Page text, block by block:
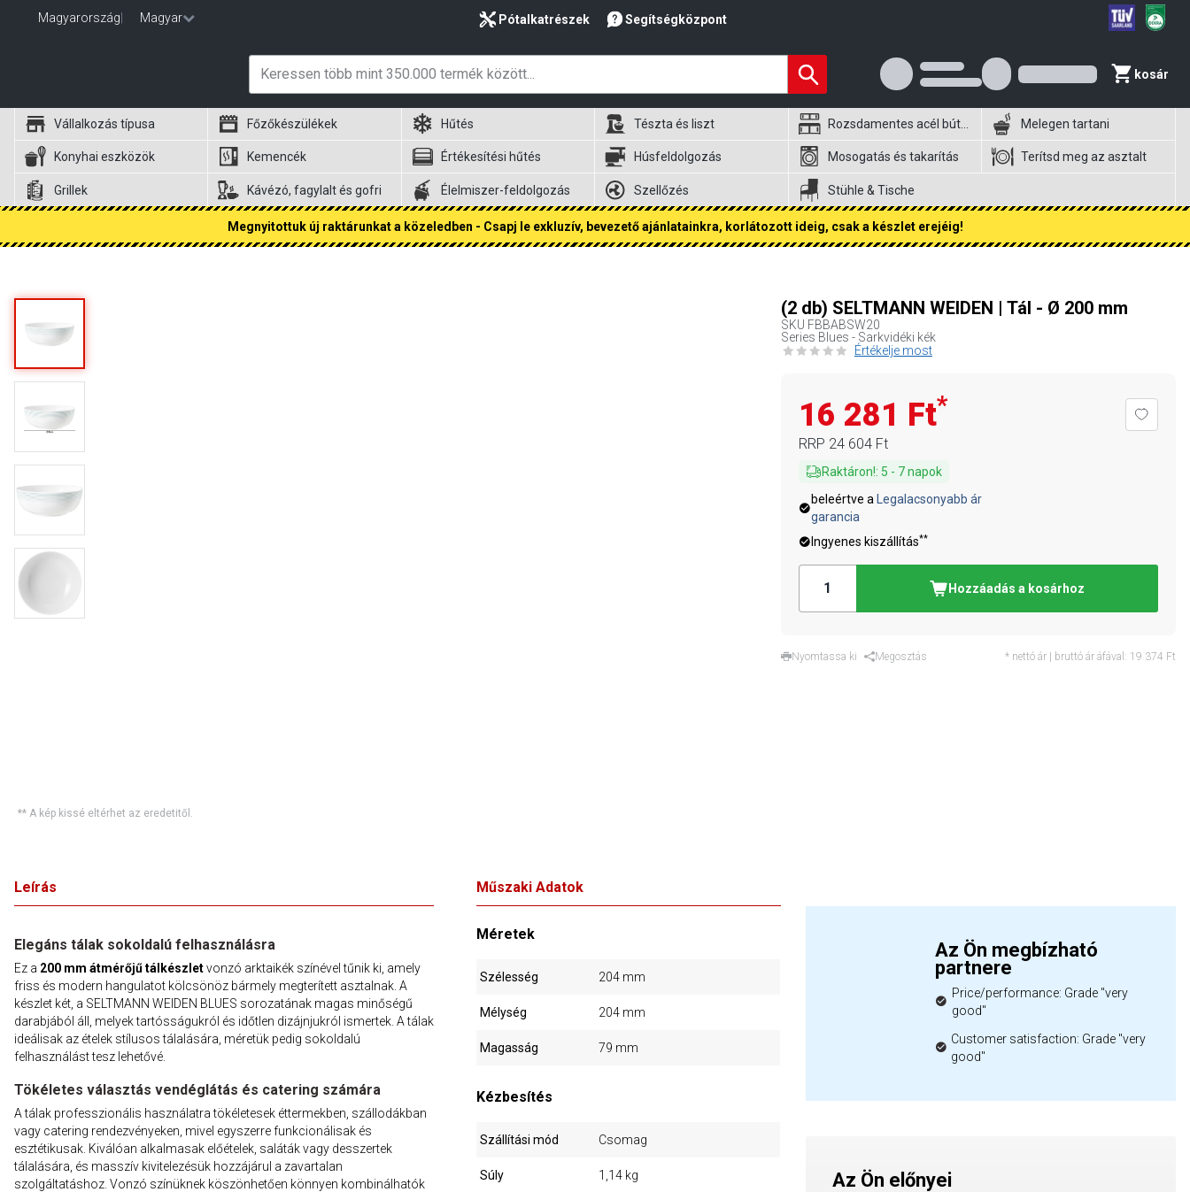
Magyarország Magyar Pótalkatrészek Segítségközpont
kosár
Vállalkozás típusa Főzőkészülékek Hűtés Tészta és liszt Rozsdamentes acél bútorok Melegen tartani
Konyhai eszközök Kemencék Értékesítési hűtés Húsfeldolgozás Mosogatás és takarítás Terítsd meg az asztalt
Grillek Kávézó, fagylalt és gofri Élelmiszer-feldolgozás Szellőzés Stühle & Tische
Megnyitottuk új raktárunkat a közeledben - Csapj le exkluzív, bevezető ajánlatainkra, korlátozott ideig, csak a készlet erejéig!
** A kép kissé eltérhet az eredetitől.
(2 db) SELTMANN WEIDEN | Tál - Ø 200 mm
SKU FBBABSW20
Series Blues - Sarkvidéki kék
Értékelje most
16 281 Ft*
RRP 24 604 Ft
Raktáron!: 5 - 7napok
beleértve a
Legalacsonyabb ár
garancia
Ingyenes kiszállítás**
Hozzáadás a kosárhoz
Nyomtassa ki Megosztás * nettó ár | bruttó ár áfával: 19 374 Ft
Leírás
Elegáns tálak sokoldalú felhasználásra
Ez a 200 mm átmérőjű tálkészletvonzó arktaikék színével tűnik ki, amely
friss és modern hangulatot kölcsönöz bármely megterített asztalnak. A
készlet két, a SELTMANN WEIDEN BLUES sorozatának magas minőségű
darabjából áll, melyek tartósságukról és időtlen dizájnjukról ismertek. A tálak
ideálisak az ételek stílusos tálalására, méretük pedig sokoldalú
felhasználást tesz lehetővé.
Tökéletes választás vendéglátás és catering számára
A tálak professzionális használatra tökéletesek éttermekben, szállodákban
vagy catering rendezvényeken, mivel egyszerre funkcionálisak és
esztétikusak. Kiválóan alkalmasak előételek, saláták vagy desszertek
tálalására, és masszív kivitelezésük hozzájárul a zavartalan
szolgáltatáshoz. Vonzó színüknek köszönhetően könnyen kombinálhatók
Műszaki Adatok
Méretek
Szélesség 204 mm
Mélység 204 mm
Magasság 79 mm
Kézbesítés
Szállítási mód Csomag
Súly 1,14 kg
Az Ön megbízható
partnere
Price/performance: Grade "very
good"
Customer satisfaction: Grade "very
good"
Az Ön előnyei